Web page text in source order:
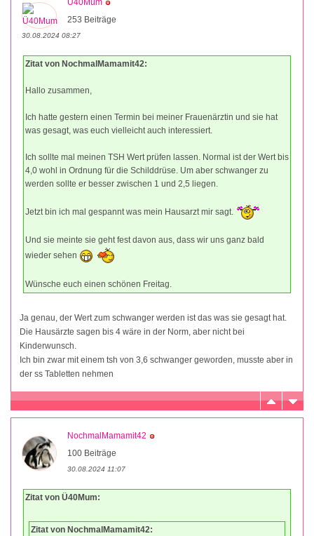
Ü40Mum
253 Beiträge
30.08.2024 08:27
Zitat von NochmalMamamit42:
Hallo zusammen,
Ich hatte gestern einen Termin bei meiner Frauenärztin und sie hat
was gesagt, was euch vielleicht auch interessiert.
Ich sollte mal meinen TSH Wert prüfen lassen. Normal ist der Wert bis
4,0 wohl in Ordnung für die Schilddrüse. Um aber schwanger zu
werden sollte er besser zwischen 1 und 2,5 liegen.
Jetzt bin ich mal gespannt was mein Hausarzt mir sagt.
Und sie meinte sie geht fest davon aus, dass wir uns ganz bald
wieder sehen
Wünsche euch einen schönen Freitag.
Ja genau, der Wert zum schwanger werden ist das was sie gesagt hat.
Die Hausärzte sagen bis 4 wäre in der Norm, aber nicht bei
Kinderwunsch.
Ich bin zwar mit einem tsh von 3,6 schwanger geworden, musste aber in
der ss Tabletten nehmen
NochmalMamamit42
100 Beiträge
30.08.2024 11:07
Zitat von Ü40Mum:
Zitat von NochmalMamamit42: